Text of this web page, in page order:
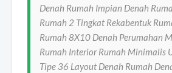
Denah Rumah Impian Denah
Rumah 2 Tingkat Rekabentuk
Rumah 8X10 Denah Perumahan
Rumah Interior Rumah Minimalis
Tipe 36 Layout Denah Rumah